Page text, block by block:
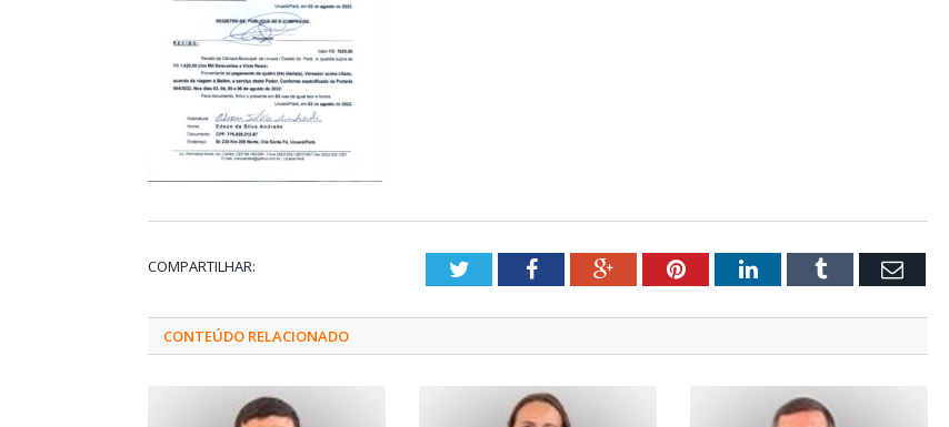
COMPARTILHAR: TwitterFacebookGoogle+PinterestLinkedInTumblr Email
CONTEÚDO RELACIONADO